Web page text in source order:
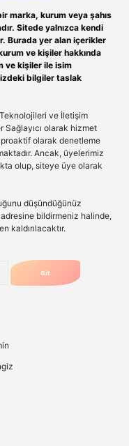
marka, kurum veya şahıs
Sitede yalnızca kendi
Burada yer alan içerikler
ve kişiler hakkında
ve kişiler ile isim
bilgiler taslak
ve İletişim
Sağlayıcı olarak hizmet
olarak denetleme
Ancak, üyelerimiz
olup, siteye üye olarak
düşündüğünüz
adresine bildirmeniz halinde,
kaldırılacaktır.